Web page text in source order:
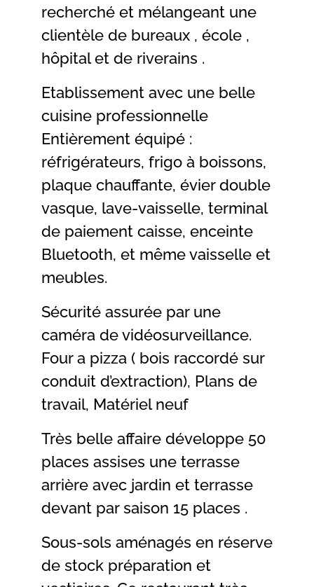
recherché et mélangeant une
clientèle de bureaux , école ,
hôpital et de riverains .
Etablissement avec une belle
cuisine professionnelle
Entièrement équipé :
réfrigérateurs, frigo à boissons,
plaque chauffante, évier double
vasque, lave-vaisselle, terminal
de paiement caisse, enceinte
Bluetooth, et même vaisselle et
meubles.
Sécurité assurée par une
caméra de vidéosurveillance.
Four a pizza ( bois raccordé sur
conduit d’extraction), Plans de
travail, Matériel neuf
Très belle affaire développe 50
places assises une terrasse
arrière avec jardin et terrasse
devant par saison 15 places .
Sous-sols aménagés en réserve
de stock préparation et